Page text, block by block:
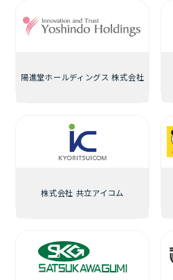
陽進堂ホールディングス 株式会社
株式会社 共立アイコム